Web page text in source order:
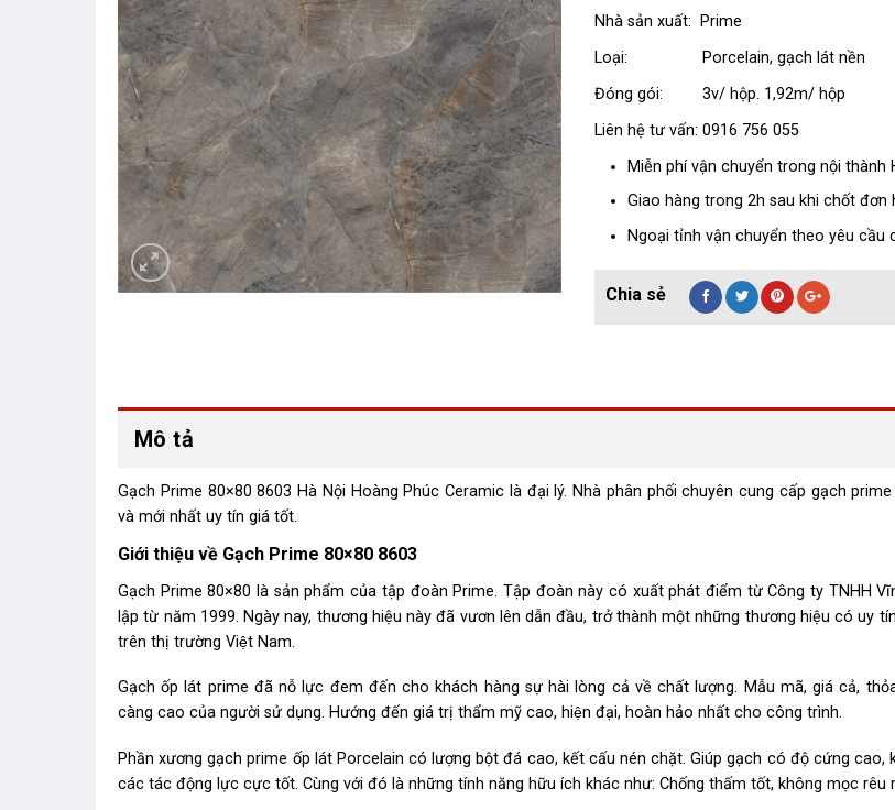
Nhà sản xuất: Prime
Loại: Porcelain, gạch lát nền
Đóng gói: 3v/ hộp. 1,92m/ hộp
Liên hệ tư vấn: 0916 756 055
Miễn phí vận chuyển trong nội thành
Giao hàng trong 2h sau khi chốt đơn
Ngoại tỉnh vận chuyển theo yêu cầu
Mô tả
Gạch Prime 80×80 8603 Hà Nội Hoàng Phúc Ceramic là đại lý. Nhà phân phối chuyên cung cấp gạch
và mới nhất uy tín giá tốt.
Giới thiệu về Gạch Prime 80×80 8603
Gạch Prime 80×80 là sản phẩm của tập đoàn Prime. Tập đoàn này có xuất phát điểm từ Công ty TNHH
lập từ năm 1999. Ngày nay, thương hiệu này đã vươn lên dẫn đầu, trở thành một những thương hiệu có uy
trên thị trường Việt Nam.
Gạch ốp lát prime đã nỗ lực đem đến cho khách hàng sự hài lòng cả về chất lượng. Mẫu mã, giá cả,
càng cao của người sử dụng. Hướng đến giá trị thẩm mỹ cao, hiện đại, hoàn hảo nhất cho công trình.
Phần xương gạch prime ốp lát Porcelain có lượng bột đá cao, kết cấu nén chặt. Giúp gạch có độ cứng cao,
các tác động lực cực tốt. Cùng với đó là những tính năng hữu ích khác như: Chống thấm tốt, không mọc rêu